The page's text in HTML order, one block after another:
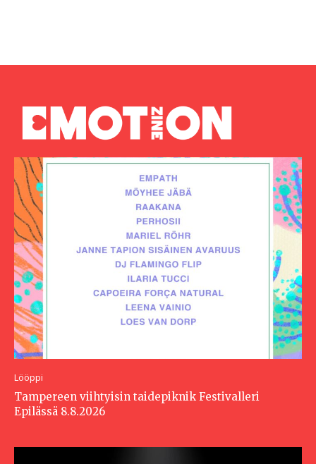
Lööppi
Tampereen viihtyisin taidepiknik Festivalleri
Epilässä 8.8.2026